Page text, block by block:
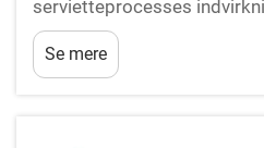
servietteprocesses
produktionslandskab
konsekvens og
produktionsaspekter. En
Se mere